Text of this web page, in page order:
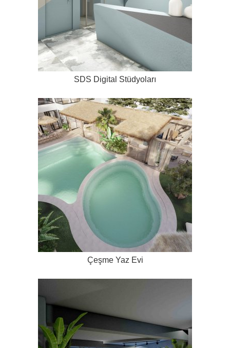
SDS Digital Stüdyoları
Çeşme Yaz Evi